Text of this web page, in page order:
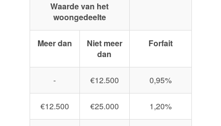
Waarde van het
woongedeelte
Meer dan
Niet meer
dan
Forfait
- €12.500 0,95%
€12.500 €25.000 1,20%